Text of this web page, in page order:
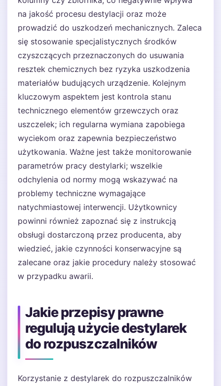
na jakość procesu destylacji oraz może
prowadzić do uszkodzeń mechanicznych. Zaleca
się stosowanie specjalistycznych środków
czyszczących przeznaczonych do usuwania
resztek chemicznych bez ryzyka uszkodzenia
materiałów budujących urządzenie. Kolejnym
kluczowym aspektem jest kontrola stanu
technicznego elementów grzewczych oraz
uszczelek; ich regularna wymiana zapobiega
wyciekom oraz zapewnia bezpieczeństwo
użytkowania. Ważne jest także monitorowanie
parametrów pracy destylarki; wszelkie
odchylenia od normy mogą wskazywać na
problemy techniczne wymagające
natychmiastowej interwencji. Użytkownicy
powinni również zapoznać się z instrukcją
obsługi dostarczoną przez producenta, aby
wiedzieć, jakie czynności konserwacyjne są
zalecane oraz jakie procedury należy stosować
w przypadku awarii.
Jakie przepisy prawne
regulują użycie destylarek
do rozpuszczalników
Korzystanie z destylarek do rozpuszczalników